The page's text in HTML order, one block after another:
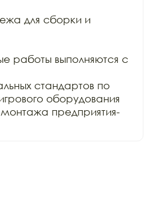
для сборки и
работы выполняются с
стандартов по
оборудования
предприятия-